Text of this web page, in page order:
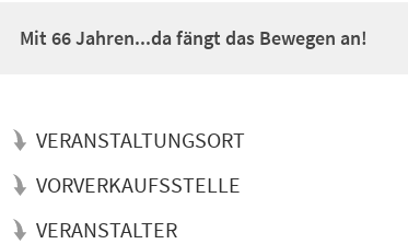
Mit 66 Jahren...da fängt das Bewegen an!
VERANSTALTUNGSORT
VORVERKAUFSSTELLE
VERANSTALTER